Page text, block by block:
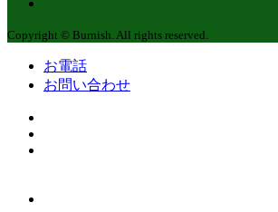
Copyright © Burnish. All rights reserved.
お電話
お問い合わせ